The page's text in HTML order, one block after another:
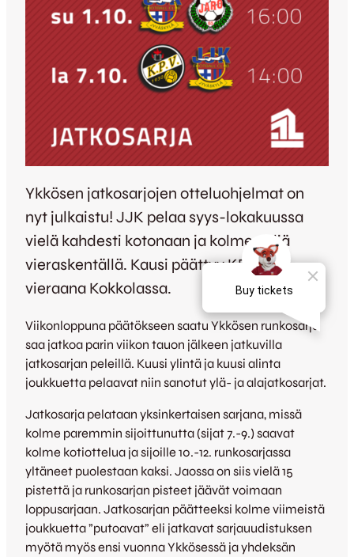
Ykkösen jatkosarjojen otteluohjelmat on
nyt julkaistu! JJK pelaa syys-lokakuussa
vielä kahdesti kotonaan ja kolme peliä
vieraskentällä. Kausi päättyy KPV:n
vieraana Kokkolassa.
Viikonloppuna päätökseen saatu Ykkösen runkosarja
saa jatkoa parin viikon tauon jälkeen jatkuvilla
jatkosarjan peleillä. Kuusi ylintä ja kuusi alinta
joukkuetta pelaavat niin sanotut ylä- ja alajatkosarjat.
Jatkosarja pelataan yksinkertaisen sarjana, missä
kolme paremmin sijoittunutta (sijat 7.-9.) saavat
kolme kotiottelua ja sijoille 10.-12. runkosarjassa
yltäneet puolestaan kaksi. Jaossa on siis vielä 15
pistettä ja runkosarjan pisteet jäävät voimaan
loppusarjaan. Jatkosarjan päätteeksi kolme viimeistä
joukkuetta ”putoavat” eli jatkavat sarjauudistuksen
myötä myös ensi vuonna Ykkösessä ja yhdeksän